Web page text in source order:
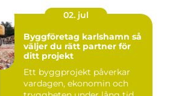
02. jul
Byggföretag karlshamn så
väljer du rätt partner för
ditt projekt
Ett byggprojekt påverkar
vardagen, ekonomin och